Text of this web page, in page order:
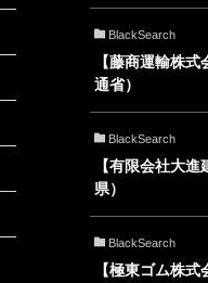
BlackSearch
【藤商運輸株
通省）
BlackSearch
【有限会社大
県）
BlackSearch
【極東ゴム株